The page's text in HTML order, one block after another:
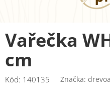
Vařečka
cm
Kód: 140135 Značka: